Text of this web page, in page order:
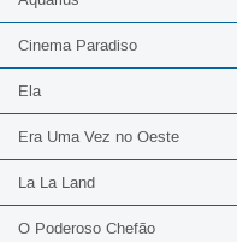
Cinema Paradiso
Ela
Era Uma Vez no Oeste
La La Land
O Poderoso Chefão